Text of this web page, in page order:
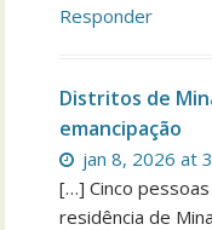
Responder
Distritos de
emancipação
jan 8, 2026 at
[…] Cinco
residência de